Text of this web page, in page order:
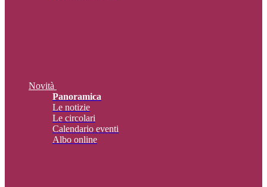
Novità
Panoramica
Le notizie
Le circolari
Calendario eventi
Albo online